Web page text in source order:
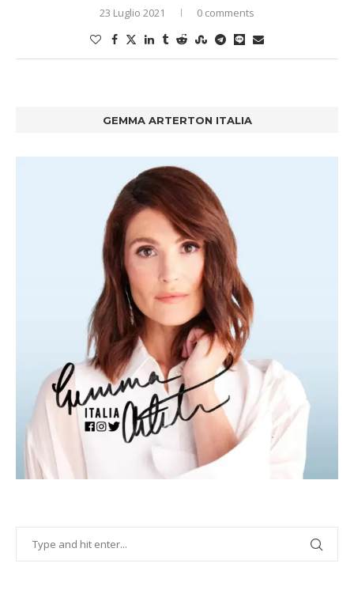
23 Luglio 2021 0 comments
GEMMA ARTERTON ITALIA